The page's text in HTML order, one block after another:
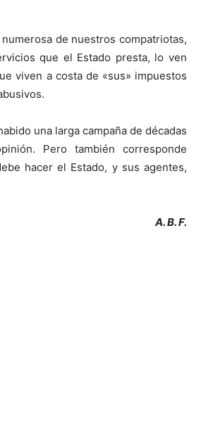
de nuestros compatriotas,
que el Estado presta, lo ven
viven a costa de «sus» impuestos
una larga campaña de décadas
Pero también corresponde
hacer el Estado, y sus agentes,
A. B. F.